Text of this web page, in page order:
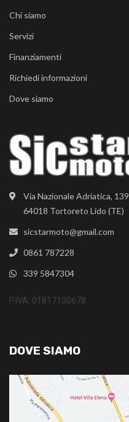
Via Nazionale Adriatica, 139
64018 Tortoreto Lido (TE)
sicstarmoto@gmail.com
0861 787228
339 5847304
P.IVA: 01817100678
Chi siamo
Servizi
Finanziamenti
Richiedi informazioni
Dove siamo
DOVE SIAMO